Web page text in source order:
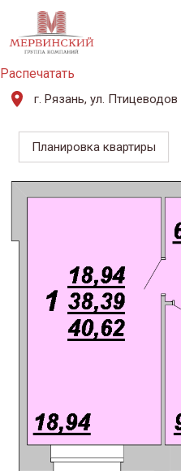
Распечатать
г. Рязань, ул. Птицеводов
Планировка квартиры